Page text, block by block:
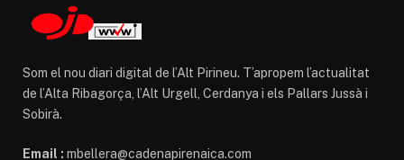
Som el nou diari digital de l’Alt Pirineu. T’apropem l’actualitat
de l’Alta Ribagorça, l’Alt Urgell, Cerdanya i els Pallars Jussà i
Sobirà.
Email : mbellera@cadenapirenaica.com